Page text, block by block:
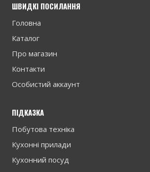
ШВИДКІ ПОСИЛАННЯ
Головна
Каталог
Про магазин
Контакти
Особистий аккаунт
ПІДКАЗКА
Побутова техніка
Кухонні прилади
Кухонний посуд